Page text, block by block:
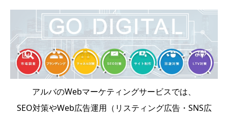
アルバのWebマーケティングサービスでは、
SEO対策やWeb広告運用（リスティング広告・SNS広